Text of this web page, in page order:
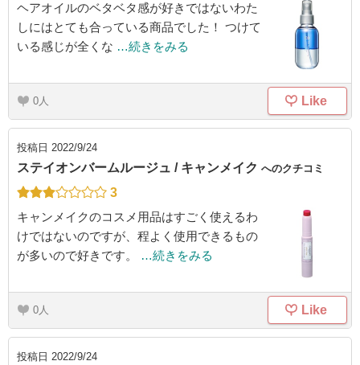
ヘアオイルのベタベタ感が好きではないわた
しにはとても合っている商品でした！ つけて
いる感じが全くな …続きをみる
0 Like
投稿日 2022/9/24
ステイオンバームルージュ / キャンメイク へのクチコミ
3
キャンメイクのコスメ用品はすごく使えるわ
けではないのですが、程よく使用できるもの
が多いので好きです。
…続きをみる
0 Like
投稿日 2022/9/24